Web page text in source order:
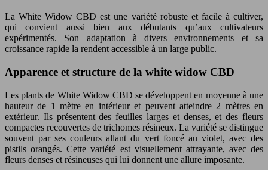
La White Widow CBD est une variété robuste et facile à cultiver,
qui convient aussi bien aux débutants qu’aux cultivateurs
expérimentés. Son adaptation à divers environnements et sa
croissance rapide la rendent accessible à un large public.
Apparence et structure de la white widow CBD
Les plants de White Widow CBD se développent en moyenne à une
hauteur de 1 mètre en intérieur et peuvent atteindre 2 mètres en
extérieur. Ils présentent des feuilles larges et denses, et des fleurs
compactes recouvertes de trichomes résineux. La variété se distingue
souvent par ses couleurs allant du vert foncé au violet, avec des
pistils orangés. Cette variété est visuellement attrayante, avec des
fleurs denses et résineuses qui lui donnent une allure imposante.